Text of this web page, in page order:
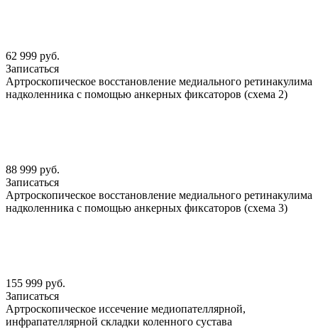
62 999 руб.
Записаться
Артроскопическое восстановление медиального ретинакулима
надколенника с помощью анкерных фиксаторов (схема 2)
88 999 руб.
Записаться
Артроскопическое восстановление медиального ретинакулима
надколенника с помощью анкерных фиксаторов (схема 3)
155 999 руб.
Записаться
Артроскопическое иссечение медиопателлярной,
инфрапателлярной складки коленного сустава